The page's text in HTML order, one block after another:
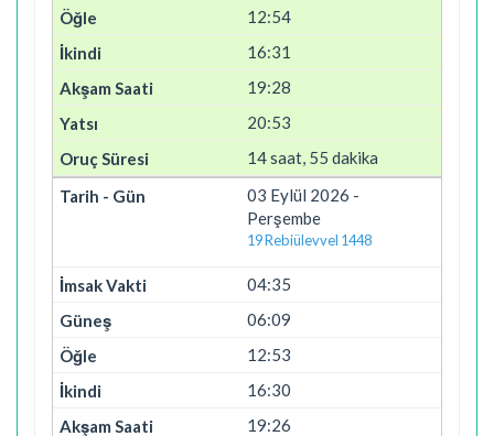
12:54
16:31
19:28
20:53
14 saat, 55 dakika
03 Eylül 2026 -
Perşembe
19 Rebiülevvel 1448
04:35
06:09
12:53
16:30
19:26